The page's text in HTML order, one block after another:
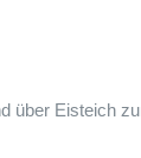
über Eisteich